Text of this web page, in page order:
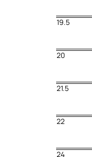
19.5
20
21.5
22
24